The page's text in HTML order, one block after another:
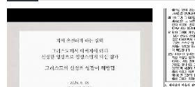
소
식
지